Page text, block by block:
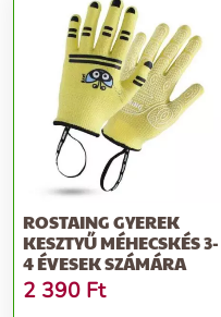
ROSTAING GYEREK
KESZTYŰ MÉHECSKÉS 3-
4 ÉVESEK SZÁMÁRA
2 390 Ft